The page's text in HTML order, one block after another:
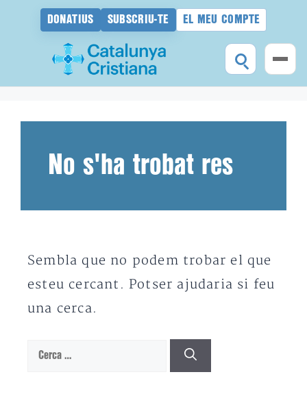
DONATIUS SUBSCRIU-TE EL MEU COMPTE
No s'ha trobat res
Sembla que no podem trobar el que
esteu cercant. Potser ajudaria si feu
una cerca.
Cerca: